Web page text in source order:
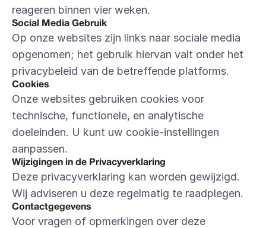
reageren binnen vier weken.
Social Media Gebruik
Op onze websites zijn links naar sociale media
opgenomen; het gebruik hiervan valt onder het
privacybeleid van de betreffende platforms.
Cookies
Onze websites gebruiken cookies voor
technische, functionele, en analytische
doeleinden. U kunt uw cookie-instellingen
aanpassen.
Wijzigingen in de Privacyverklaring
Deze privacyverklaring kan worden gewijzigd.
Wij adviseren u deze regelmatig te raadplegen.
Contactgegevens
Voor vragen of opmerkingen over deze